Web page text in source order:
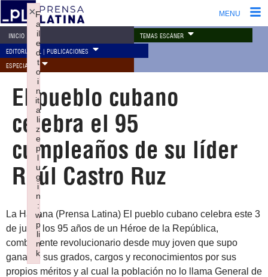
MENU
INICIO TEMAS ESCÁNER
EDITORIAL PL | PUBLICACIONES
ESPECIALES
El pueblo cubano
celebra el 95
cumpleaños de su líder
Raúl Castro Ruz
La Habana (Prensa Latina) El pueblo cubano celebra este 3
de junio los 95 años de un Héroe de la República,
combatiente revolucionario desde muy joven que supo
ganarse sus grados, cargos y reconocimientos por sus
propios méritos y al cual la población no lo llama General de
F
a
il
e
d
t
o
i
n
iti
a
li
z
e
p
l
u
g
i
n
:
w
p
li
n
k
×
Failed to initialize plugin: wplink